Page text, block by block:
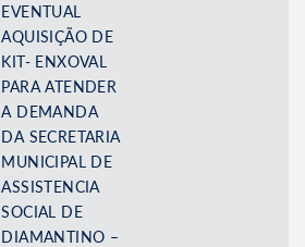
EVENTUAL
AQUISIÇÃO DE
KIT- ENXOVAL
PARA ATENDER
A DEMANDA
DA SECRETARIA
MUNICIPAL DE
ASSISTENCIA
SOCIAL DE
DIAMANTINO –